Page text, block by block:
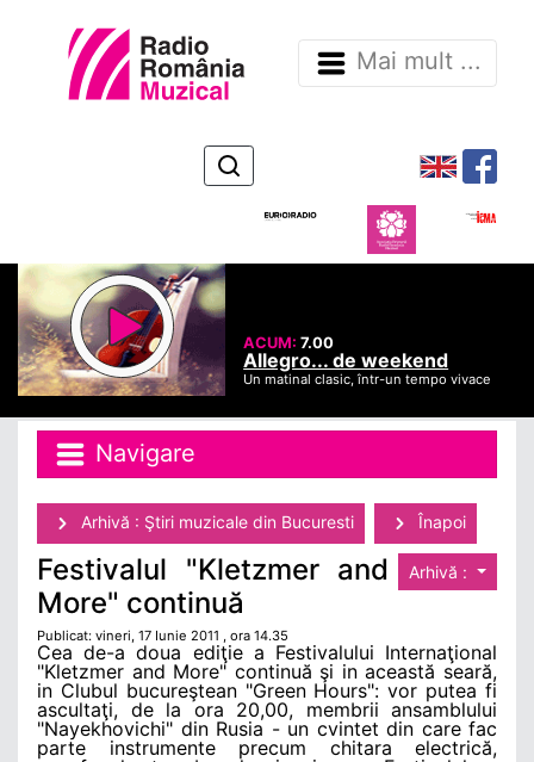
Mai mult ...
ACUM:7.00
Allegro... de weekend
Un matinal clasic, într-un tempo vivace
Navigare
Arhivă : Ştiri muzicale din Bucuresti Înapoi
Arhivă :
Festivalul "Kletzmer and
More" continuă
Publicat: vineri, 17 Iunie 2011 , ora 14.35
Cea de-a doua ediţie a Festivalului Internaţional
"Kletzmer and More" continuă şi in această seară,
in Clubul bucureştean "Green Hours": vor putea fi
ascultaţi, de la ora 20,00, membrii ansamblului
"Nayekhovichi" din Rusia - un cvintet din care fac
parte instrumente precum chitara electrică,